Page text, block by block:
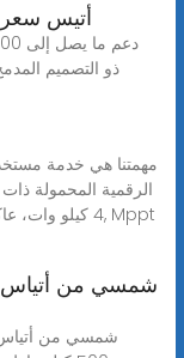
أتيس سعر
الرقمية المحمولة